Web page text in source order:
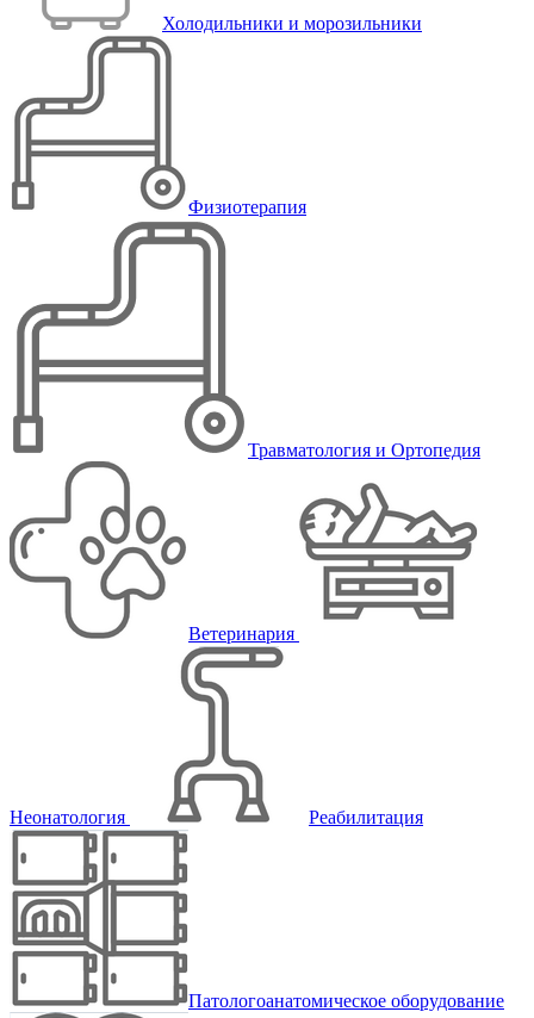
Холодильники и морозильники
Физиотерапия
Травматология и Ортопедия
Ветеринария
Неонатология Реабилитация
Патологоанатомическое оборудование